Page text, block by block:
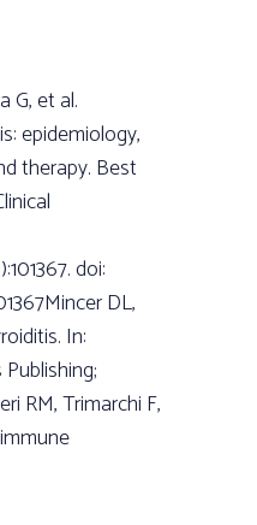
G, et al.
epidemiology,
therapy. Best
doi:
DL,
In:
RM, Trimarchi F,